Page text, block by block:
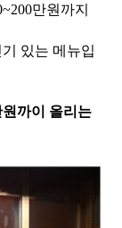
만원까지
있는 메뉴입
원까이 올리는